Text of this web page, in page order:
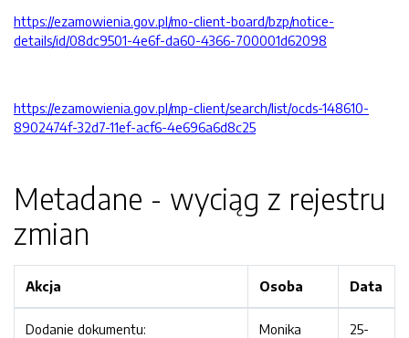
https://ezamowienia.gov.pl/mo-client-board/bzp/notice-
details/id/08dc9501-4e6f-da60-4366-700001d62098
https://ezamowienia.gov.pl/mp-client/search/list/ocds-148610-
8902474f-32d7-11ef-acf6-4e696a6d8c25
Metadane - wyciąg z rejestru
zmian
Akcja Osoba Data
Dodanie dokumentu:
Monika
25-